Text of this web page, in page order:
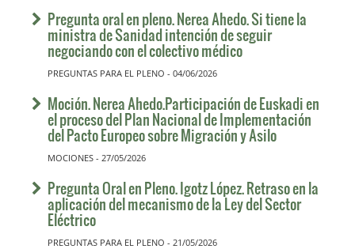
Pregunta oral en pleno. Nerea Ahedo. Si tiene la
ministra de Sanidad intención de seguir
negociando con el colectivo médico
PREGUNTAS PARA EL PLENO - 04/06/2026
Moción. Nerea Ahedo.Participación de Euskadi en
el proceso del Plan Nacional de Implementación
del Pacto Europeo sobre Migración y Asilo
MOCIONES - 27/05/2026
Pregunta Oral en Pleno. Igotz López. Retraso en la
aplicación del mecanismo de la Ley del Sector
Eléctrico
PREGUNTAS PARA EL PLENO - 21/05/2026